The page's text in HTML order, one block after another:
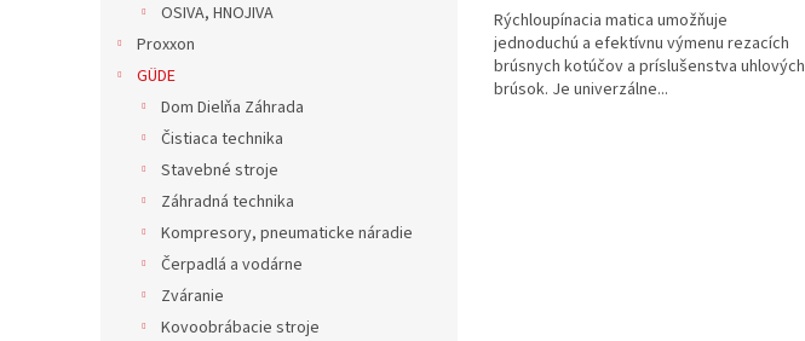
OSIVA, HNOJIVA
Proxxon
GÜDE
Dom Dielňa Záhrada
Čistiaca technika
Stavebné stroje
Záhradná technika
Kompresory, pneumaticke náradie
Čerpadlá a vodárne
Zváranie
Kovoobrábacie stroje
Rýchloupínacia matica umožňuje
jednoduchú a efektívnu výmenu rezacích
brúsnych kotúčov a príslušenstva uhlových
brúsok. Je univerzálne...